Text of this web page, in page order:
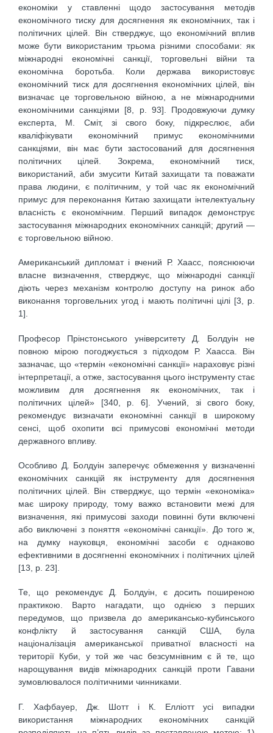
економіки у ставленні щодо застосування методів
економічного тиску для досягнення як економічних, так і
політичних цілей. Він стверджує, що економічний вплив
може бути використаним трьома різними способами: як
міжнародні економічні санкції, торговельні війни та
економічна боротьба. Коли держава використовує
економічний тиск для досягнення економічних цілей, він
визначає це торговельною війною, а не міжнародними
економічними санкціями [8, р. 93]. Продовжуючи думку
експерта, М. Сміт, зі свого боку, підкреслює, аби
кваліфікувати економічний примус економічними
санкціями, він має бути застосований для досягнення
політичних цілей. Зокрема, економічний тиск,
використаний, аби змусити Китай захищати та поважати
права людини, є політичним, у той час як економічний
примус для переконання Китаю захищати інтелектуальну
власність є економічним. Перший випадок демонструє
застосування міжнародних економічних санкцій; другий —
є торговельною війною.
Американський дипломат і вчений Р. Хаасс, пояснюючи
власне визначення, стверджує, що міжнародні санкції
діють через механізм контролю доступу на ринок або
виконання торговельних угод і мають політичні цілі [3, р.
1].
Професор Прінстонського університету Д. Болдуін не
повною мірою погоджується з підходом Р. Хаасса. Він
зазначає, що «термін «економічні санкції» нараховує різні
інтерпретації, а отже, застосування цього інструменту стає
можливим для досягнення як економічних, так і
політичних цілей» [340, р. 6]. Учений, зі свого боку,
рекомендує визначати економічні санкції в широкому
сенсі, щоб охопити всі примусові економічні методи
державного впливу.
Особливо Д. Болдуін заперечує обмеження у визначенні
економічних санкцій як інструменту для досягнення
політичних цілей. Він стверджує, що термін «економіка»
має широку природу, тому важко встановити межі для
визначення, які примусові заходи повинні бути включені
або виключені з поняття «економічні санкції». До того ж,
на думку науковця, економічні засоби є однаково
ефективними в досягненні економічних і політичних цілей
[13, р. 23].
Те, що рекомендує Д. Болдуін, є досить поширеною
практикою. Варто нагадати, що однією з перших
передумов, що призвела до американсько-кубинського
конфлікту й застосування санкцій США, була
націоналізація американської приватної власності на
території Куби, у той же час безсумнівним є й те, що
нарощування видів міжнародних санкцій проти Гавани
зумовлювалося політичними чинниками.
Г. Хафбауер, Дж. Шотт і К. Елліотт усі випадки
використання міжнародних економічних санкцій